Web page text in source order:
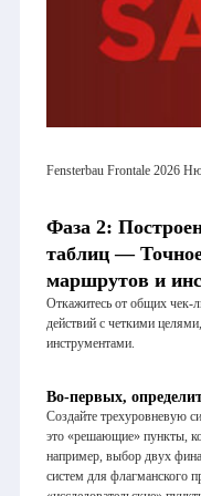
Fensterbau Frontale 2026
Фаза 2:
таблиц —
маршрутов и
Откажитесь от общих чек-
действий с четкими
инструментами.
Во-первых,
Создайте трехуровневую
это «решающие» пункты,
например, выбор двух
систем для флагманского